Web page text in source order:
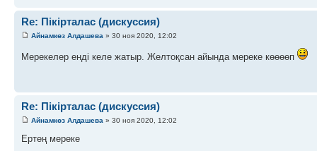
Re: Пікірталас (дискуссия)
Айнамкөз Алдашева » 30 ноя 2020, 12:02
Мерекелер енді келе жатыр. Желтоқсан айында мереке көөөөп
Re: Пікірталас (дискуссия)
Айнамкөз Алдашева » 30 ноя 2020, 12:02
Ертең мереке